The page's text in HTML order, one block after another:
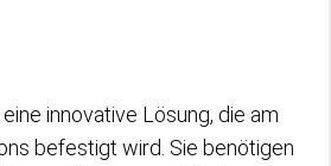
eine innovative Lösung, die am
befestigt wird. Sie benötigen